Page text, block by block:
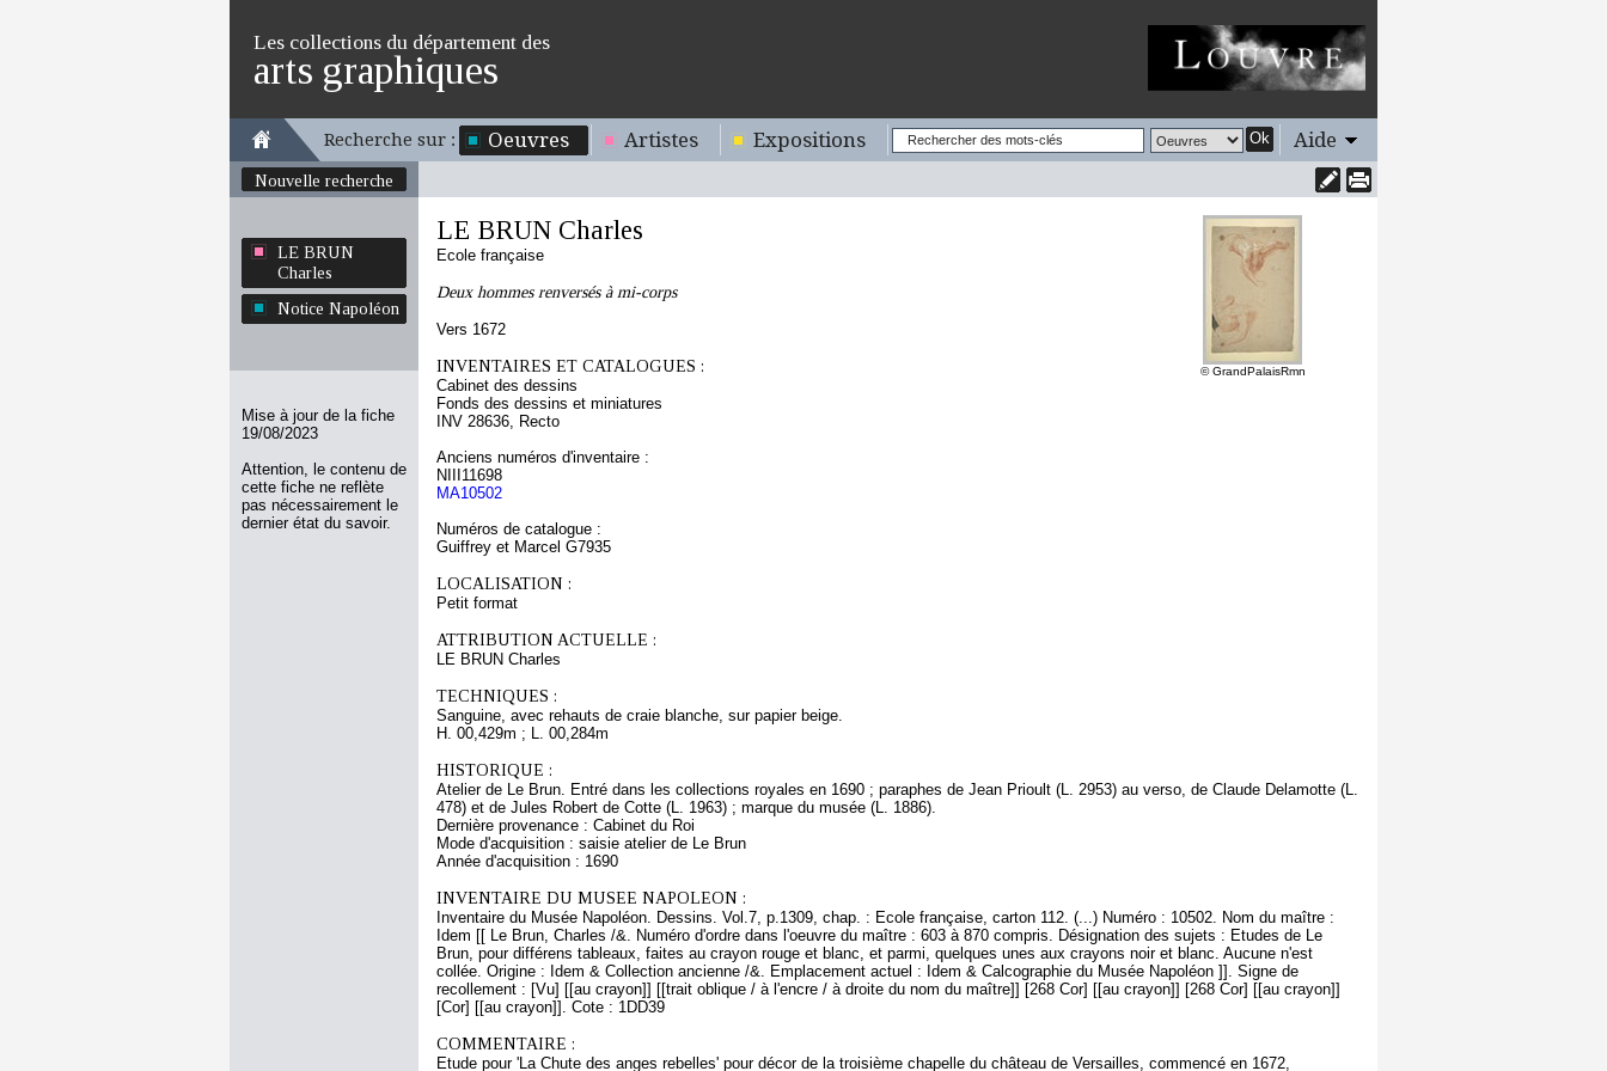
Les collections du département des
arts graphiques
Recherche sur : Oeuvres Artistes Expositions Ok Aide
Nouvelle recherche
LE BRUN
Charles
Notice Napoléon
Mise à jour de la fiche
19/08/2023
Attention, le contenu de
cette fiche ne reflète
pas nécessairement le
dernier état du savoir.
© GrandPalaisRmn
LE BRUN Charles
Ecole française
Deux hommes renversés à mi-corps
Vers 1672
INVENTAIRES ET CATALOGUES :
Cabinet des dessins
Fonds des dessins et miniatures
INV 28636, Recto
Anciens numéros d'inventaire :
NIII11698
MA10502
Numéros de catalogue :
Guiffrey et Marcel G7935
LOCALISATION :
Petit format
ATTRIBUTION ACTUELLE :
LE BRUN Charles
TECHNIQUES :
Sanguine, avec rehauts de craie blanche, sur papier beige.
H. 00,429m ; L. 00,284m
HISTORIQUE :
Atelier de Le Brun. Entré dans les collections royales en 1690 ; paraphes de Jean Prioult (L. 2953) au verso, de Claude Delamotte (L.
478) et de Jules Robert de Cotte (L. 1963) ; marque du musée (L. 1886).
Dernière provenance : Cabinet du Roi
Mode d'acquisition : saisie atelier de Le Brun
Année d'acquisition : 1690
INVENTAIRE DU MUSEE NAPOLEON :
Inventaire du Musée Napoléon. Dessins. Vol.7, p.1309, chap. : Ecole française, carton 112. (...) Numéro : 10502. Nom du maître :
Idem [[ Le Brun, Charles /&. Numéro d'ordre dans l'oeuvre du maître : 603 à 870 compris. Désignation des sujets : Etudes de Le
Brun, pour différens tableaux, faites au crayon rouge et blanc, et parmi, quelques unes aux crayons noir et blanc. Aucune n'est
collée. Origine : Idem & Collection ancienne /&. Emplacement actuel : Idem & Calcographie du Musée Napoléon ]]. Signe de
recollement : [Vu] [[au crayon]] [[trait oblique / à l'encre / à droite du nom du maître]] [268 Cor] [[au crayon]] [268 Cor] [[au crayon]]
[Cor] [[au crayon]]. Cote : 1DD39
COMMENTAIRE :
Etude pour 'La Chute des anges rebelles' pour décor de la troisième chapelle du château de Versailles, commencé en 1672,